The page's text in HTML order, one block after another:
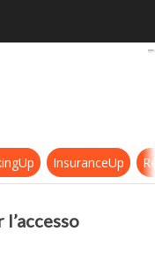
all’Italia per
InsuranceUp